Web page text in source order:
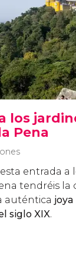
los
Pena
entrada a
tendréis
auténtica
siglo XIX.